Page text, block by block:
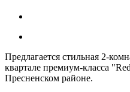
Предлагается стильная 2-
квартале премиум-класса
Пресненском районе.